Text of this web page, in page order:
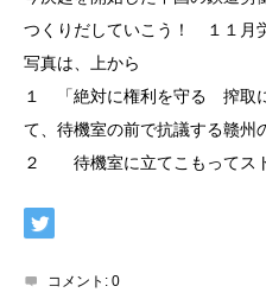
つくりだしていこう！ １１月
写真は、上から
１ 「絶対に権利を守る 搾取
て、待機室の前で抗議する赣州
２ 待機室に立てこもってス
コメント: 0